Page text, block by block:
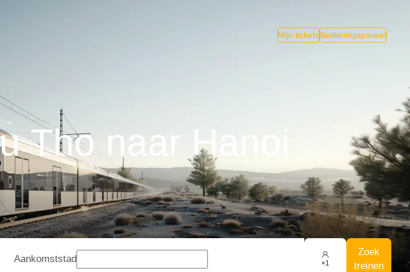
Mijn ticketsBedieningspaneel
Tho naar Hanoi
Aankomststad ×1
Zoek
treinen